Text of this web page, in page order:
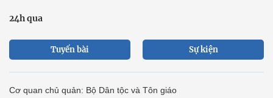
24h qua
Tuyến bài Sự kiện
Cơ quan chủ quản: Bộ Dân tộc và Tôn giáo